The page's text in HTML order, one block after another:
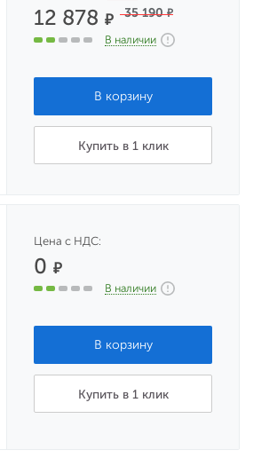
12 878₽ 35 190₽
В наличии
Купить в 1 клик
Цена с НДС:
0₽
В наличии
Купить в 1 клик